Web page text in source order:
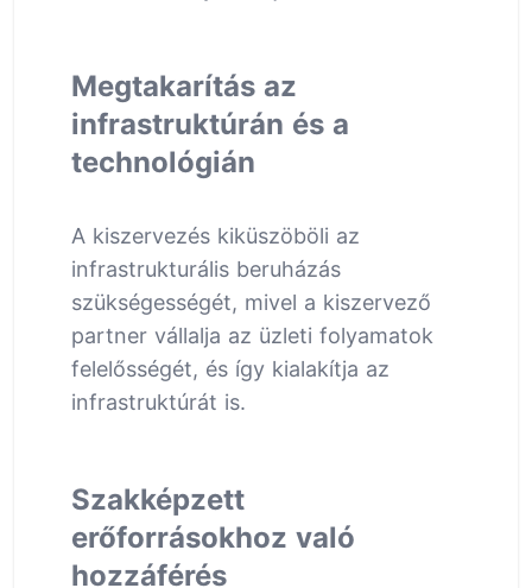
Megtakarítás az
infrastruktúrán és a
technológián
A kiszervezés kiküszöböli az
infrastrukturális beruházás
szükségességét, mivel a kiszervező
partner vállalja az üzleti folyamatok
felelősségét, és így kialakítja az
infrastruktúrát is.
Szakképzett
erőforrásokhoz való
hozzáférés